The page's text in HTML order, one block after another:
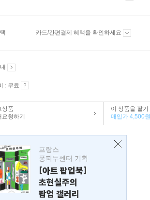
카드/간편결제 혜택을 확인하세요
: 무료
상품
요청하기
이 상품을 팔기
매입가 4,500원
프랑스
퐁피두센터 기획
[아트 팝업북]
초현실주의
팝업 갤러리